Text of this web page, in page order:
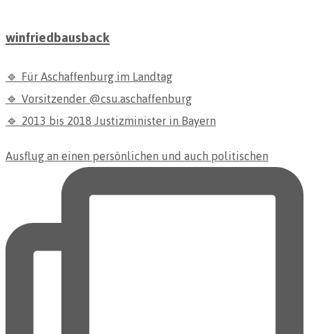
winfriedbausback
🔹 Für Aschaffenburg im Landtag
🔹 Vorsitzender @csu.aschaffenburg
🔹 2013 bis 2018 Justizminister in Bayern
Ausflug an einen persönlichen und auch politischen